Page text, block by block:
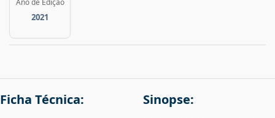
Ano de Edição
2021
Ficha Técnica: Sinopse: